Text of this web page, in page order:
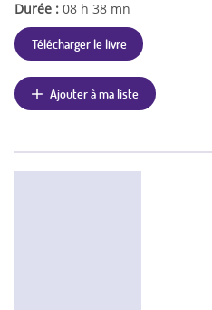
Durée : 08 h 38 mn
Télécharger le livre
Ajouter à ma liste